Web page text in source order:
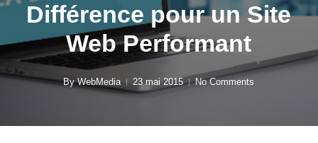
Différence pour un Site
Web Performant
By WebMedia 23 mai 2015 No Comments